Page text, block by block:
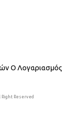
Ο Λογαριασμός
Reserved